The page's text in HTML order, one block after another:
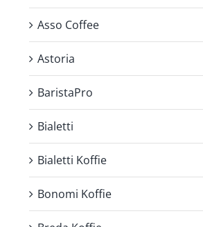
Asso Coffee
Astoria
BaristaPro
Bialetti
Bialetti Koffie
Bonomi Koffie